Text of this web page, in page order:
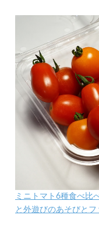
ミニトマト6種食べ比
と外遊びのあそびとフ